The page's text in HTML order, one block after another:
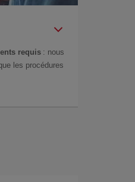
requis : nous
les procédures